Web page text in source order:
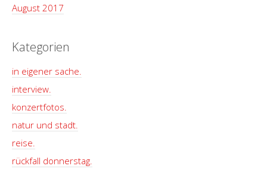
August 2017
Kategorien
in eigener sache.
interview.
konzertfotos.
natur und stadt.
reise.
rückfall donnerstag.